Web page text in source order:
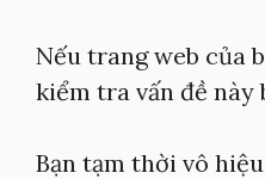
Nếu trang web của
kiểm tra vấn đề này
Bạn tạm thời vô